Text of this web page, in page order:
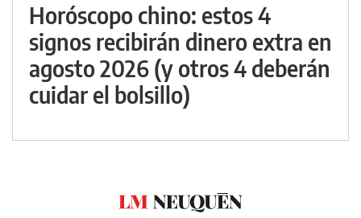
Horóscopo chino: estos 4
signos recibirán dinero extra en
agosto 2026 (y otros 4 deberán
cuidar el bolsillo)